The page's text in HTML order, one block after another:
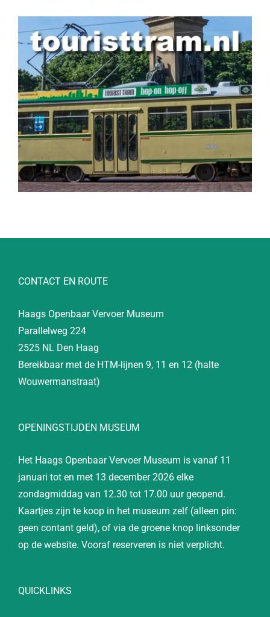
CONTACT EN ROUTE
Haags Openbaar Vervoer Museum
Parallelweg 224
2525 NL Den Haag
Bereikbaar met de HTM-lijnen 9, 11 en 12 (halte
Wouwermanstraat)
OPENINGSTIJDEN MUSEUM
Het Haags Openbaar Vervoer Museum is vanaf 11
januari tot en met 13 december 2026 elke
zondagmiddag van 12.30 tot 17.00 uur geopend.
Kaartjes zijn te koop in het museum zelf (alleen pin:
geen contant geld), of via de groene knop linksonder
op de website. Vooraf reserveren is niet verplicht.
QUICKLINKS